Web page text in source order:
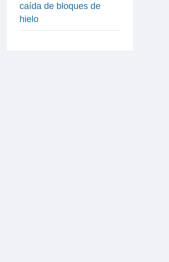
caída de bloques de
hielo